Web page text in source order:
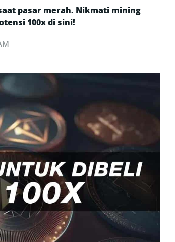
pasar merah. Nikmati mining
100x di sini!